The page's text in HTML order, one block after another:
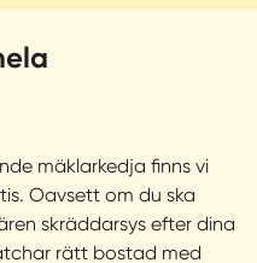
mäklarkedja finns vi
Oavsett om du ska
skräddarsys efter dina
rätt bostad med